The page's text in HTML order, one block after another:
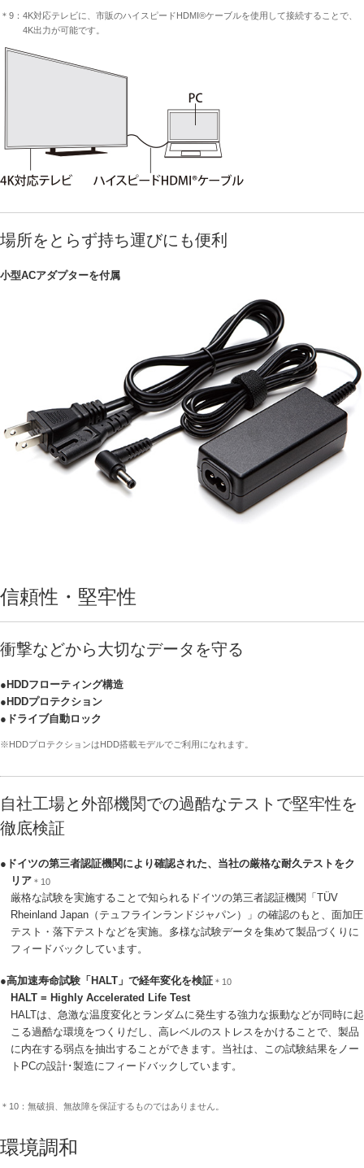
＊9：4K対応テレビに、市販のハイスピードHDMI®ケーブルを使用して接続することで、
4K出力が可能です。
場所をとらず持ち運びにも便利
小型ACアダプターを付属
信頼性・堅牢性
衝撃などから大切なデータを守る
●HDDフローティング構造
●HDDプロテクション
●ドライブ自動ロック
※HDDプロテクションはHDD搭載モデルでご利用になれます。
自社工場と外部機関での過酷なテストで堅牢性を
徹底検証
●ドイツの第三者認証機関により確認された、当社の厳格な耐久テストをク
リア ＊10
厳格な試験を実施することで知られるドイツの第三者認証機関「TÜV
Rheinland Japan（テュフラインランドジャパン）」の確認のもと、面加圧
テスト・落下テストなどを実施。多様な試験データを集めて製品づくりに
フィードバックしています。
●高加速寿命試験「HALT」で経年変化を検証 ＊10
HALT = Highly Accelerated Life Test
HALTは、急激な温度変化とランダムに発生する強力な振動などが同時に起
こる過酷な環境をつくりだし、高レベルのストレスをかけることで、製品
に内在する弱点を抽出することができます。当社は、この試験結果をノー
トPCの設計･製造にフィードバックしています。
＊10：無破損、無故障を保証するものではありません。
環境調和